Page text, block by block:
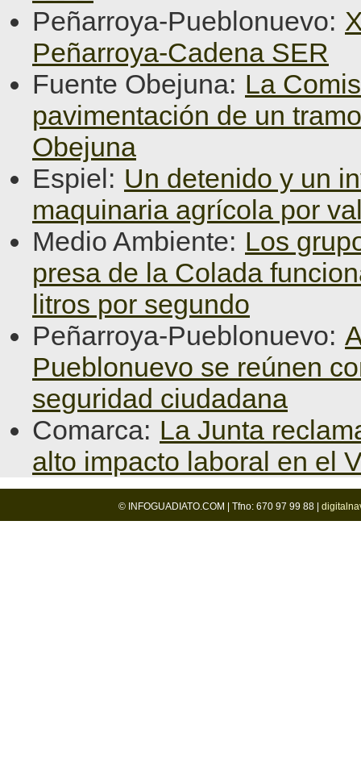
Peñarroya-Pueblonuevo:
Peñarroya-Cadena SER
Fuente Obejuna: La
pavimentación de un
Obejuna
Espiel: Un detenido y un
maquinaria agrícola por
Medio Ambiente: Los
presa de la Colada
litros por segundo
Peñarroya-Pueblonuevo:
Pueblonuevo se reúnen
seguridad ciudadana
Comarca: La Junta
alto impacto laboral en el
© INFOGUADIATO.COM | Tfno: 670 97 99 88 |